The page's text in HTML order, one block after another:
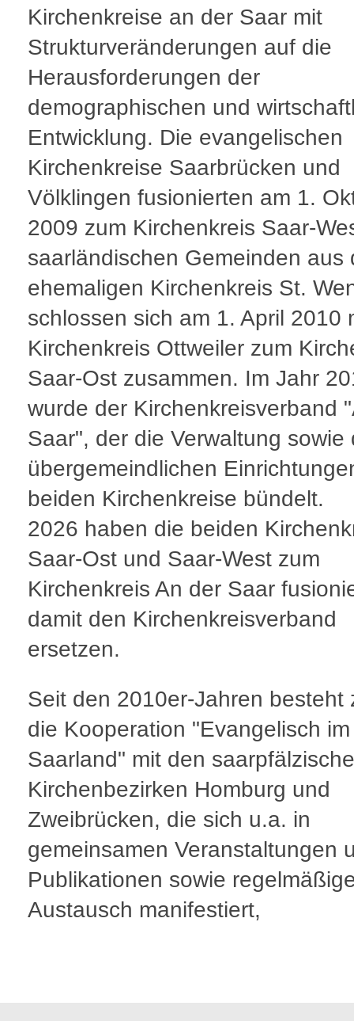
Kirchenkreise an der Saar mit
Strukturveränderungen auf die
Herausforderungen der
demographischen und
Entwicklung. Die evangelischen
Kirchenkreise Saarbrücken und
Völklingen fusionierten am 1.
2009 zum Kirchenkreis Saar-
saarländischen Gemeinden aus
ehemaligen Kirchenkreis St.
schlossen sich am 1. April 2010
Kirchenkreis Ottweiler zum
Saar-Ost zusammen. Im Jahr
wurde der Kirchenkreisverband
Saar", der die Verwaltung sowie
übergemeindlichen
beiden Kirchenkreise bündelt.
2026 haben die beiden
Saar-Ost und Saar-West zum
Kirchenkreis An der Saar
damit den Kirchenkreisverband
ersetzen.
Seit den 2010er-Jahren besteht
die Kooperation "Evangelisch im
Saarland" mit den
Kirchenbezirken Homburg und
Zweibrücken, die sich u.a. in
gemeinsamen Veranstaltungen
Publikationen sowie
Austausch manifestiert,